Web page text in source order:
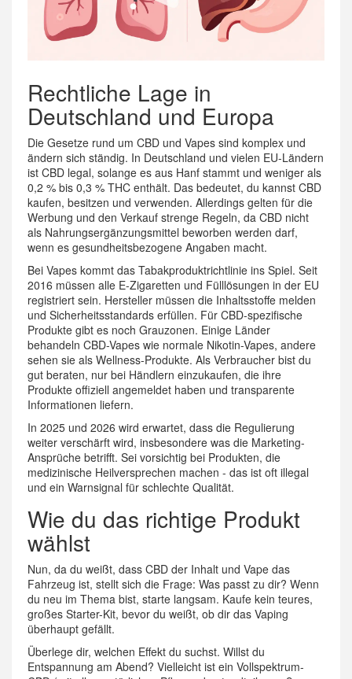
Rechtliche Lage in
Deutschland und Europa
Die Gesetze rund um CBD und Vapes sind komplex und
ändern sich ständig. In Deutschland und vielen EU-Ländern
ist CBD legal, solange es aus Hanf stammt und weniger als
0,2 % bis 0,3 % THC enthält. Das bedeutet, du kannst CBD
kaufen, besitzen und verwenden. Allerdings gelten für die
Werbung und den Verkauf strenge Regeln, da CBD nicht
als Nahrungsergänzungsmittel beworben werden darf,
wenn es gesundheitsbezogene Angaben macht.
Bei Vapes kommt das Tabakproduktrichtlinie ins Spiel. Seit
2016 müssen alle E-Zigaretten und Fülllösungen in der EU
registriert sein. Hersteller müssen die Inhaltsstoffe melden
und Sicherheitsstandards erfüllen. Für CBD-spezifische
Produkte gibt es noch Grauzonen. Einige Länder
behandeln CBD-Vapes wie normale Nikotin-Vapes, andere
sehen sie als Wellness-Produkte. Als Verbraucher bist du
gut beraten, nur bei Händlern einzukaufen, die ihre
Produkte offiziell angemeldet haben und transparente
Informationen liefern.
In 2025 und 2026 wird erwartet, dass die Regulierung
weiter verschärft wird, insbesondere was die Marketing-
Ansprüche betrifft. Sei vorsichtig bei Produkten, die
medizinische Heilversprechen machen - das ist oft illegal
und ein Warnsignal für schlechte Qualität.
Wie du das richtige Produkt
wählst
Nun, da du weißt, dass CBD der Inhalt und Vape das
Fahrzeug ist, stellt sich die Frage: Was passt zu dir? Wenn
du neu im Thema bist, starte langsam. Kaufe kein teures,
großes Starter-Kit, bevor du weißt, ob dir das Vaping
überhaupt gefällt.
Überlege dir, welchen Effekt du suchst. Willst du
Entspannung am Abend? Vielleicht ist ein Vollspektrum-